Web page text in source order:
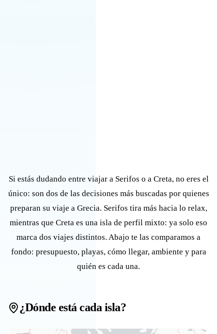
Si estás dudando entre viajar a Serifos o a Creta, no eres el
único: son dos de las decisiones más buscadas por quienes
preparan su viaje a Grecia. Serifos tira más hacia lo relax,
mientras que Creta es una isla de perfil mixto: ya solo eso
marca dos viajes distintos. Abajo te las comparamos a
fondo: presupuesto, playas, cómo llegar, ambiente y para
quién es cada una.
¿Dónde está cada isla?